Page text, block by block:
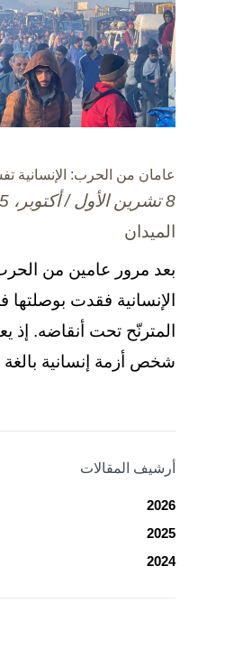
عامان من الحرب: الإنسانية
8 تشرين الأول / أكتوبر، 2025
الميدان
بعد مرور عامين من
الإنسانية فقدت بوصلتها
المترنّح تحت أنقاضه. إذ
شخص أزمة إنسانية
أرشيف المقالات
2026
2025
2024